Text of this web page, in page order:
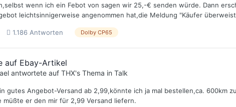
wenn ich ein Febot von sagen wir 25,-€ senden würde. Dann
leichtsinnigerweise angenommen hat,die Meldung "Käufer
1.186 Antworten Dolby CP65
auf Ebay-Artikel
antwortete auf THX's Thema in Talk
gutes Angebot-Versand ab 2,99,könnte ich ja mal bestellen,ca. 600km
müßte er den mir für 2,99 Versand liefern.